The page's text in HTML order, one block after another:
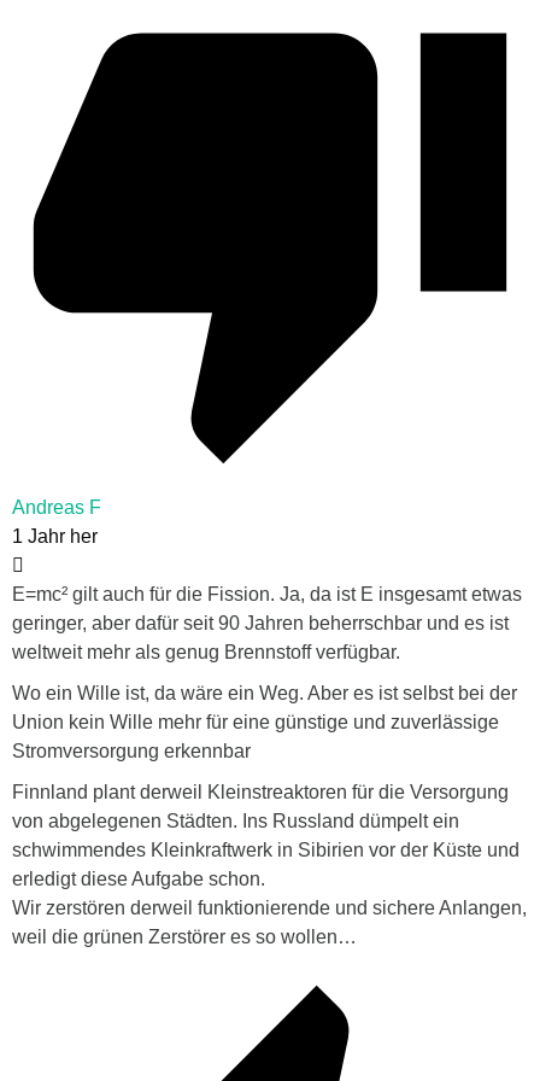
Andreas F
1 Jahr her
E=mc² gilt auch für die Fission. Ja, da ist E insgesamt etwas
geringer, aber dafür seit 90 Jahren beherrschbar und es ist
weltweit mehr als genug Brennstoff verfügbar.
Wo ein Wille ist, da wäre ein Weg. Aber es ist selbst bei der
Union kein Wille mehr für eine günstige und zuverlässige
Stromversorgung erkennbar
Finnland plant derweil Kleinstreaktoren für die Versorgung
von abgelegenen Städten. Ins Russland dümpelt ein
schwimmendes Kleinkraftwerk in Sibirien vor der Küste und
erledigt diese Aufgabe schon.
Wir zerstören derweil funktionierende und sichere Anlangen,
weil die grünen Zerstörer es so wollen…